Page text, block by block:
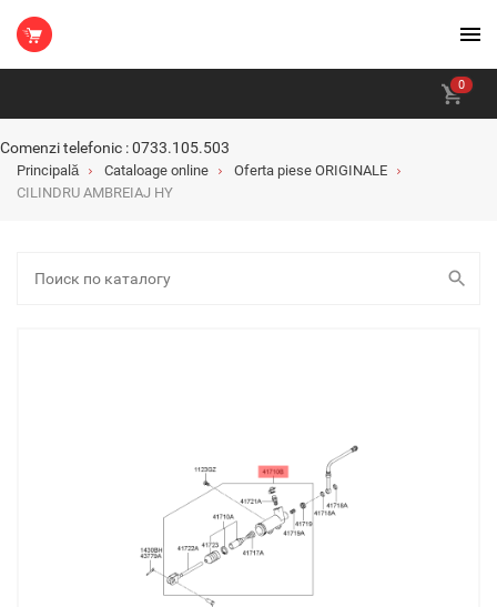
0
Comenzi telefonic : 0733.105.503
Principală Cataloage online
Oferta piese ORIGINALE
CILINDRU AMBREIAJ HY